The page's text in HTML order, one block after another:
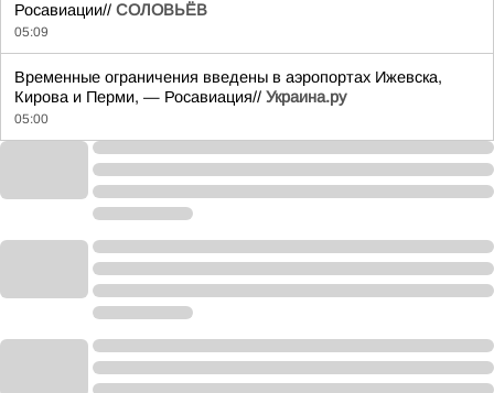
Росавиации// СОЛОВЬЁВ
05:09
Временные ограничения введены в аэропортах Ижевска,
Кирова и Перми, — Росавиация// Украина.ру
05:00